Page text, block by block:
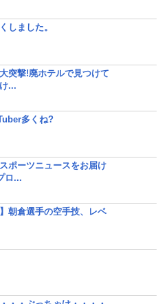
しました。
突撃!廃ホテルで見つけて
...
多くね?
ポーツニュースをお届け
ロ...
朝倉選手の空手技、レベ